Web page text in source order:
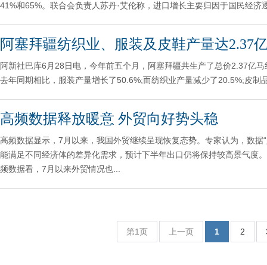
41%和65%。联合会负责人苏丹·艾伦称，进口增长主要归因于国民经济
阿塞拜疆纺织业、服装及皮鞋产量达2.37
阿新社巴库6月28日电，今年前五个月，阿塞拜疆共生产了总价2.37亿
去年同期相比，服装产量增长了50.6%;而纺织业产量减少了20.5%;皮制
高频数据释放暖意 外贸向好势头稳
高频数据显示，7月以来，我国外贸继续呈现恢复态势。专家认为，数
能满足不同经济体的差异化需求，预计下半年出口仍将保持较高景气度
频数据看，7月以来外贸情况也...
第1页 上一页 1 2